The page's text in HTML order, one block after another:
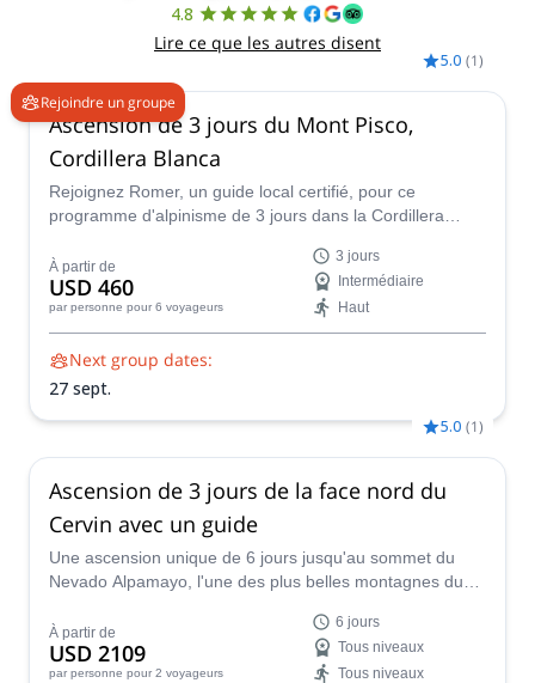
4.8
Lire ce que les autres disent
Rejoindre un groupe
5.0 (1)
Ascension de 3 jours du Mont Pisco,
Cordillera Blanca
Rejoignez Romer, un guide local certifié, pour ce
programme d'alpinisme de 3 jours dans la Cordillera
Pisco !
À partir de
USD 460
par personne pour 6 voyageurs
3 jours
Intermédiaire
Haut
Next group dates:
27 sept.
5.0 (1)
Ascension de 3 jours de la face nord du
Cervin avec un guide
Une ascension unique de 6 jours jusqu'au sommet du
Nevado Alpamayo, l'une des plus belles montagnes du
À partir de
USD 2109
par personne pour 2 voyageurs
6 jours
Tous niveaux
Tous niveaux